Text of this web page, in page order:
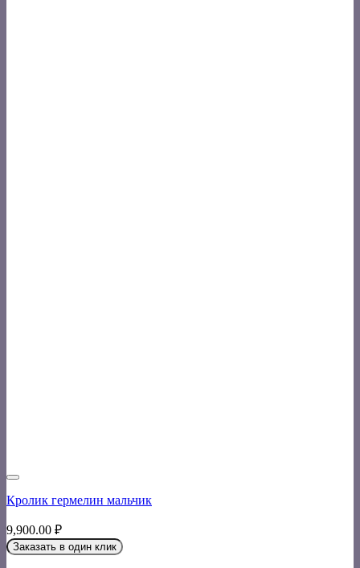
Кролик гермелин мальчик
9,900.00 ₽
Заказать в один клик